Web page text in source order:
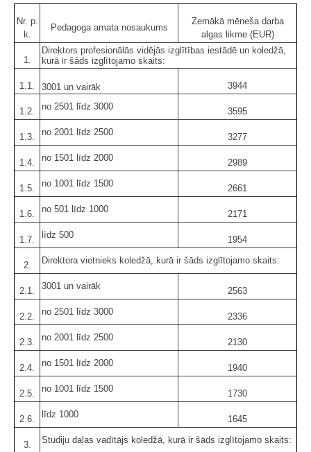
Nr. p.
k.
Pedagoga amata nosaukums
Zemākā mēneša darba
algas likme (EUR)
1.
Direktors profesionālās vidējās izglītības iestādē un koledžā,
kurā ir šāds izglītojamo skaits:
1.1. 3001 un vairāk 3944
1.2. no 2501 līdz 3000 3595
1.3. no 2001 līdz 2500 3277
1.4. no 1501 līdz 2000 2989
1.5. no 1001 līdz 1500 2661
1.6. no 501 līdz 1000 2171
1.7. līdz 500 1954
2. Direktora vietnieks koledžā, kurā ir šāds izglītojamo skaits:
2.1. 3001 un vairāk 2563
2.2. no 2501 līdz 3000 2336
2.3. no 2001 līdz 2500 2130
2.4. no 1501 līdz 2000 1940
2.5. no 1001 līdz 1500 1730
2.6. līdz 1000 1645
3. Studiju daļas vadītājs koledžā, kurā ir šāds izglītojamo skaits: